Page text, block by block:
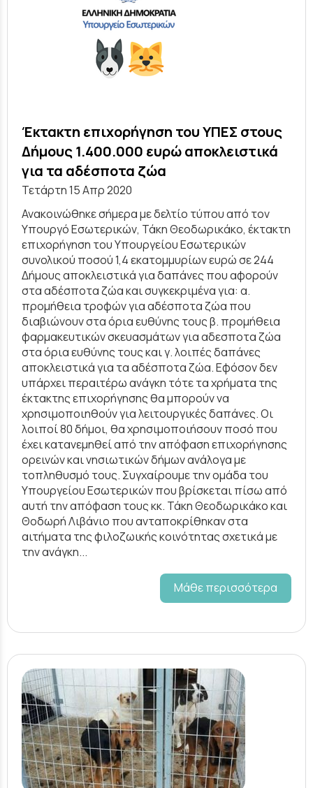
Έκτακτη επιχορήγηση του ΥΠΕΣ στους
Δήμους 1.400.000 ευρώ αποκλειστικά
για τα αδέσποτα ζώα
Τετάρτη 15 Απρ 2020
Ανακοινώθηκε σήμερα με δελτίο τύπου από τον
Υπουργό Εσωτερικών, Τάκη Θεοδωρικάκο, έκτακτη
επιχορήγηση του Υπουργείου Εσωτερικών
συνολικού ποσού 1,4 εκατομμυρίων ευρώ σε 244
Δήμους αποκλειστικά για δαπάνες που αφορούν
στα αδέσποτα ζώα και συγκεκριμένα για: α.
προμήθεια τροφών για αδέσποτα ζώα που
διαβιώνουν στα όρια ευθύνης τους β. προμήθεια
φαρμακευτικών σκευασμάτων για αδεσποτα ζώα
στα όρια ευθύνης τους και γ. λοιπές δαπάνες
αποκλειστικά για τα αδέσποτα ζώα. Εφόσον δεν
υπάρχει περαιτέρω ανάγκη τότε τα χρήματα της
έκτακτης επιχορήγησης θα μπορούν να
χρησιμοποιηθούν για λειτουργικές δαπάνες. Οι
λοιποί 80 δήμοι, θα χρησιμοποιήσουν ποσό που
έχει κατανεμηθεί από την απόφαση επιχορήγησης
ορεινών και νησιωτικών δήμων ανάλογα με
τοπληθυσμό τους. Συγχαίρουμε την ομάδα του
Υπουργείου Εσωτερικών που βρίσκεται πίσω από
αυτή την απόφαση τους κκ. Τάκη Θεοδωρικάκο και
Θοδωρή Λιβάνιο που ανταποκρίθηκαν στα
αιτήματα της φιλοζωικής κοινότητας σχετικά με
την ανάγκη...
Μάθε περισσότερα